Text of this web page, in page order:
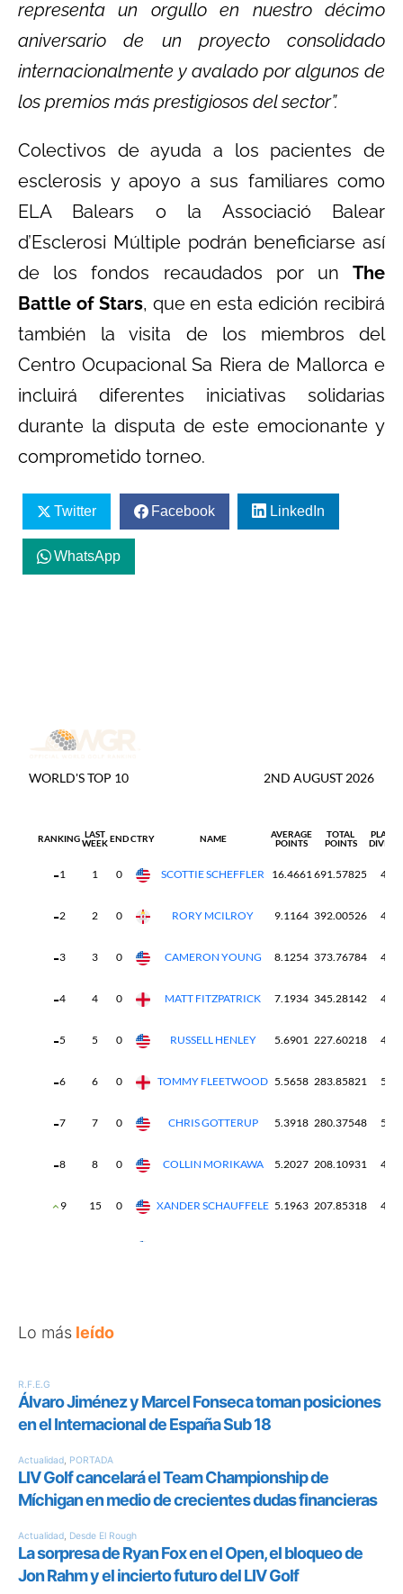
representa un orgullo en nuestro décimo
aniversario de un proyecto consolidado
internacionalmente y avalado por algunos de
los premios más prestigiosos del sector”.
Colectivos de ayuda a los pacientes de
esclerosis y apoyo a sus familiares como
ELA Balears o la Associació Balear
d’Esclerosi Múltiple podrán beneficiarse así
de los fondos recaudados por un The
Battle of Stars, que en esta edición recibirá
también la visita de los miembros del
Centro Ocupacional Sa Riera de Mallorca e
incluirá diferentes iniciativas solidarias
durante la disputa de este emocionante y
comprometido torneo.
Twitter Facebook LinkedIn
WhatsApp
Lo más leído